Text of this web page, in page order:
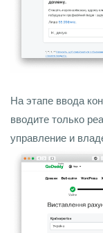
На этапе ввода
вводите только
управление и